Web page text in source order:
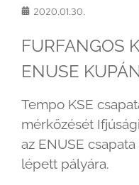
2020.01.30.
FURFANGOS
ENUSE
Tempo KSE
mérkőzését
az ENUSE
lépett pályára.